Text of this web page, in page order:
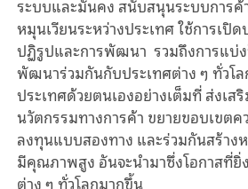
ระบบและมั่นคง สนับสนุนระบบการค้
หมุนเวียนระหว่างประเทศ ใช้การเปิ
ปฏิรูปและการพัฒนา รวมถึงการแบ่
พัฒนาร่วมกันกับประเทศต่าง ๆ ทั่วโล
ประเทศด้วยตนเองอย่างเต็มที่ ส่งเ
นวัตกรรมทางการค้า ขยายขอบเขต
ลงทุนแบบสองทาง และร่วมกันสร้าง
มีคุณภาพสูง อันจะนำมาซึ่งโอกาสที่ยิ่
ต่าง ๆ ทั่วโลกมากขึ้น